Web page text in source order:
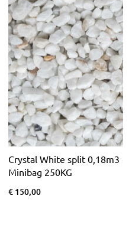
Crystal White split 0,18m3
Minibag 250KG
€ 150,00